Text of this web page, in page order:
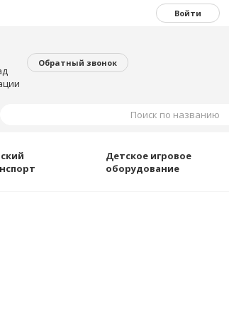
Войти
Обратный звонок
Поиск по названию
Детское игровое
оборудование